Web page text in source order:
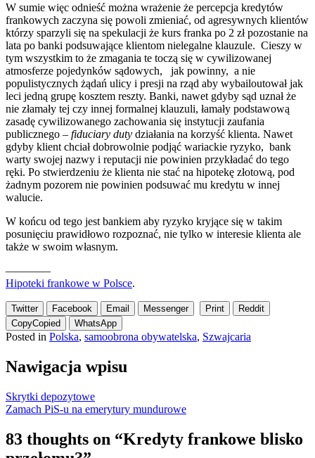
W sumie więc odnieść można wrażenie że percepcja kredytów
frankowych zaczyna się powoli zmieniać, od agresywnych klientów
którzy sparzyli się na spekulacji że kurs franka po 2 zł pozostanie na
lata po banki podsuwające klientom nielegalne klauzule. Cieszy w
tym wszystkim to że zmagania te toczą się w cywilizowanej
atmosferze pojedynków sądowych, jak powinny, a nie
populistycznych żądań ulicy i presji na rząd aby wybailoutował jak
leci jedną grupę kosztem reszty. Banki, nawet gdyby sąd uznał że
nie złamały tej czy innej formalnej klauzuli, łamały podstawową
zasadę cywilizowanego zachowania się instytucji zaufania
publicznego – fiduciary duty działania na korzyść klienta. Nawet
gdyby klient chciał dobrowolnie podjąć wariackie ryzyko, bank
warty swojej nazwy i reputacji nie powinien przykładać do tego
ręki. Po stwierdzeniu że klienta nie stać na hipotekę złotową, pod
żadnym pozorem nie powinien podsuwać mu kredytu w innej
walucie.
W końcu od tego jest bankiem aby ryzyko kryjące się w takim
posunięciu prawidłowo rozpoznać, nie tylko w interesie klienta ale
także w swoim własnym.
————
Hipoteki frankowe w Polsce.
Twitter Facebook Email Messenger Print
Reddit
CopyCopied WhatsApp
Posted in Polska, samoobrona obywatelska, Szwajcaria
Nawigacja wpisu
Skrytki depozytowe
Zamach PiS-u na emerytury mundurowe
83 thoughts on “Kredyty frankowe blisko